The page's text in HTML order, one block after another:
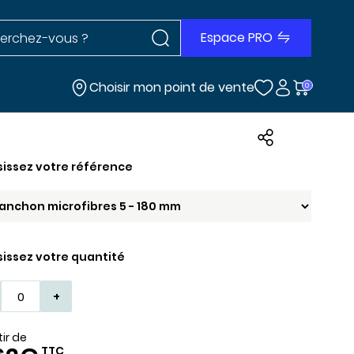
dans le site Rechercher dans le site
Espace PRO
Choisir mon point de vente 0
votre référence
votre quantité
+
de